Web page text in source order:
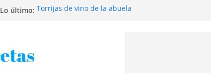
Lo último: Torrijas de vino de la abuela